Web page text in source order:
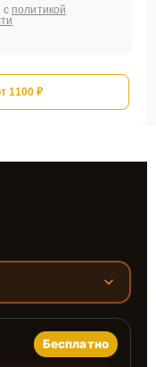
с политикой
1100 ₽
Бесплатно